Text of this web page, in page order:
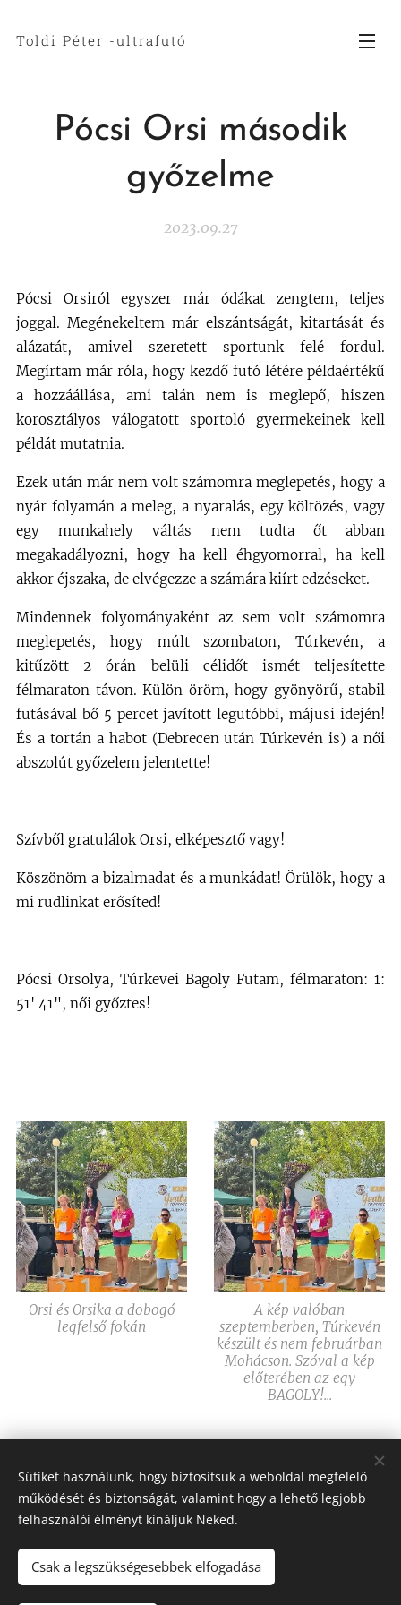
Toldi Péter -ultrafutó
Pócsi Orsi második
győzelme
2023.09.27
Pócsi Orsiról egyszer már ódákat zengtem, teljes
joggal. Megénekeltem már elszántságát, kitartását és
alázatát, amivel szeretett sportunk felé fordul.
Megírtam már róla, hogy kezdő futó létére példaértékű
a hozzáállása, ami talán nem is meglepő, hiszen
korosztályos válogatott sportoló gyermekeinek kell
példát mutatnia.
Ezek után már nem volt számomra meglepetés, hogy a
nyár folyamán a meleg, a nyaralás, egy költözés, vagy
egy munkahely váltás nem tudta őt abban
megakadályozni, hogy ha kell éhgyomorral, ha kell
akkor éjszaka, de elvégezze a számára kiírt edzéseket.
Mindennek folyományaként az sem volt számomra
meglepetés, hogy múlt szombaton, Túrkevén, a
kitűzött 2 órán belüli célidőt ismét teljesítette
félmaraton távon. Külön öröm, hogy gyönyörű, stabil
futásával bő 5 percet javított legutóbbi, májusi idején!
És a tortán a habot (Debrecen utánTúrkevén is) a női
abszolút győzelem jelentette!
Szívből gratulálok Orsi, elképesztő vagy!
Köszönöm a bizalmadat és a munkádat! Örülök, hogy a
mi rudlinkat erősíted!
Pócsi Orsolya, Túrkevei Bagoly Futam, félmaraton: 1:
51' 41", női győztes!
Orsi és Orsika a dobogó
legfelső fokán
A kép valóban
szeptemberben, Túrkevén
készült és nem februárban
Mohácson. Szóval a kép
előterében az egy
BAGOLY!...
Toldi Péter
Sütiket használunk, hogy biztosítsuk a weboldal megfelelő
működését és biztonságát, valamint hogy a lehető legjobb
felhasználói élményt kínáljuk Neked.
Csak a legszükségesebbek elfogadása